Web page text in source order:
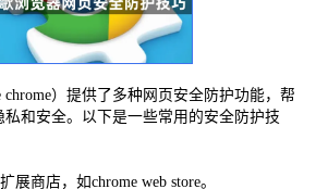
chrome）提供了多种网页安全防护功能，帮
和安全。以下是一些常用的安全防护技
展商店，如chrome web store。